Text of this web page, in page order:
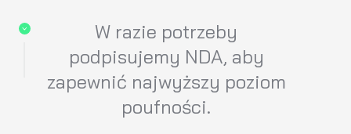
W razie potrzeby
podpisujemy NDA, aby
zapewnić najwyższy poziom
poufności.